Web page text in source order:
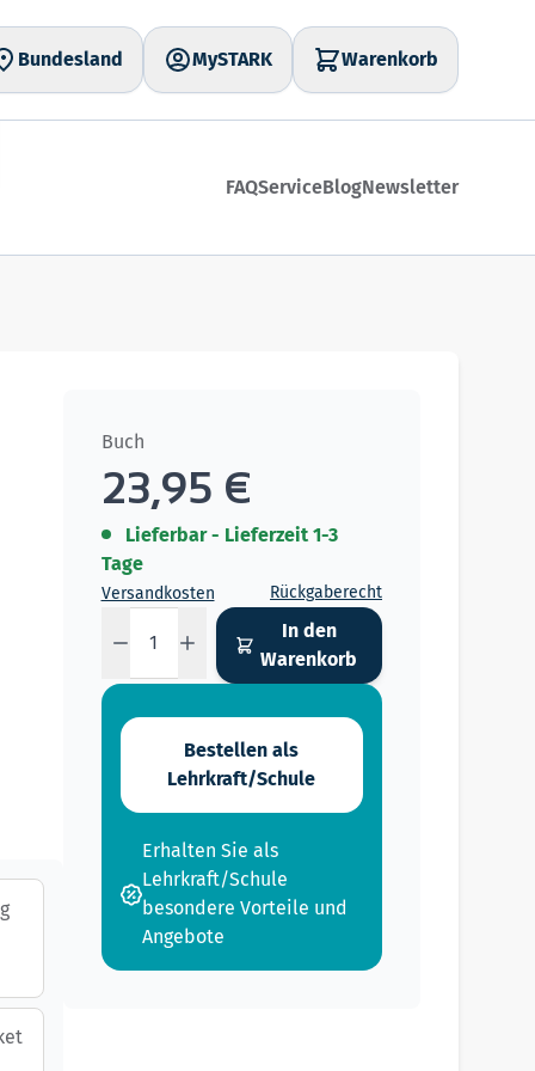
Bundesland MySTARK Warenkorb
FAQServiceBlogNewsletter
Buch
23,95 €
Lieferbar - Lieferzeit 1-3
Tage
Versandkosten Rückgaberecht
In den
Warenkorb
Bestellen als
Lehrkraft/Schule
Erhalten Sie als
Lehrkraft/Schule
besondere Vorteile und
Angebote